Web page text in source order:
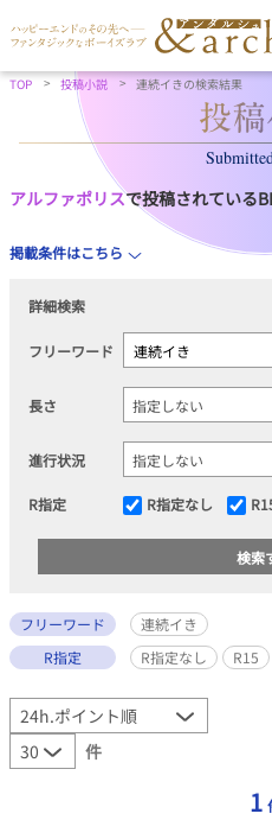
TOP 投稿小説 連続イきの検索結果
アルファポリスで投稿されている
掲載条件はこちら
詳細検索
フリーワード
長さ
進行状況
R指定 R指定なし
フリーワード
連続イき
R指定
R指定なし R15
件
1